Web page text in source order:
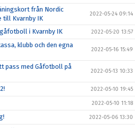
från Nordic
till Kvarnby IK
2022-05-24 09:14
i Kvarnby IK 2022-05-20 13:57
klubb och den egna
2022-05-16 15:49
pass med Gåfotboll på
2022-05-13 10:33
2022-05-10 19:45
2022-05-10 11:18
2022-05-06 13:30